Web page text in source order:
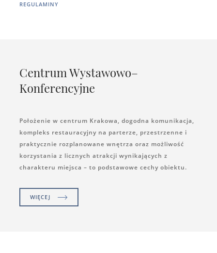
REGULAMINY
Centrum Wystawowo–
Konferencyjne
Położenie w centrum Krakowa, dogodna komunikacja,
kompleks restauracyjny na parterze, przestrzenne i
praktycznie rozplanowane wnętrza oraz możliwość
korzystania z licznych atrakcji wynikających z
charakteru miejsca – to podstawowe cechy obiektu.
WIĘCEJ